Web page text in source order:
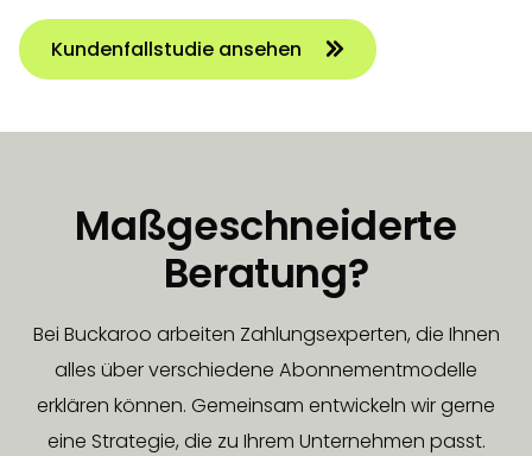
Kundenfallstudie ansehen
Maßgeschneiderte
Beratung?
Bei Buckaroo arbeiten Zahlungsexperten, die Ihnen
alles über verschiedene Abonnementmodelle
erklären können. Gemeinsam entwickeln wir gerne
eine Strategie, die zu Ihrem Unternehmen passt.